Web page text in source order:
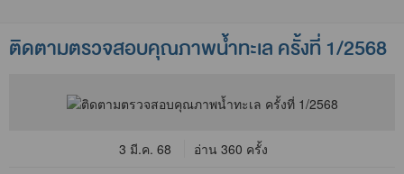
ติดตามตรวจสอบคุณภาพน้ำทะเล ครั้งที่ 1/2568
3 มี.ค. 68 อ่าน 360 ครั้ง